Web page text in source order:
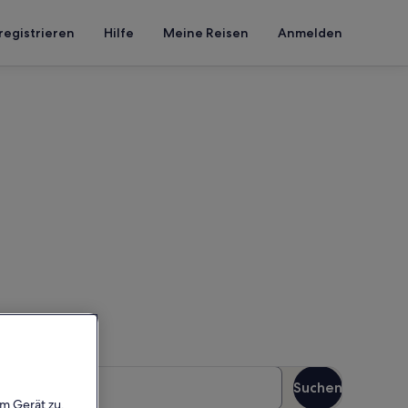
Hilfe Meine Reisen Anmelden
Suchen
Gerät zu,